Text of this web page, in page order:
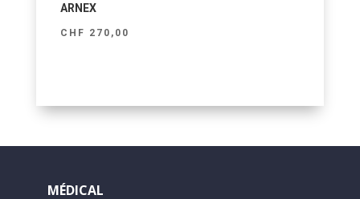
ARNEX
CHF 270,00
MÉDICAL